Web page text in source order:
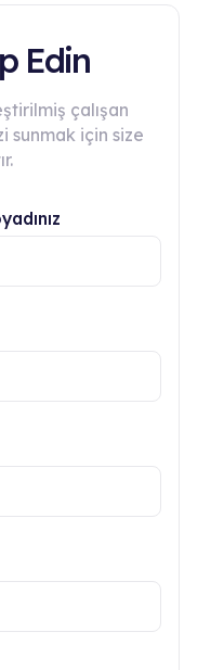
Edin
çalışan
sunmak için size